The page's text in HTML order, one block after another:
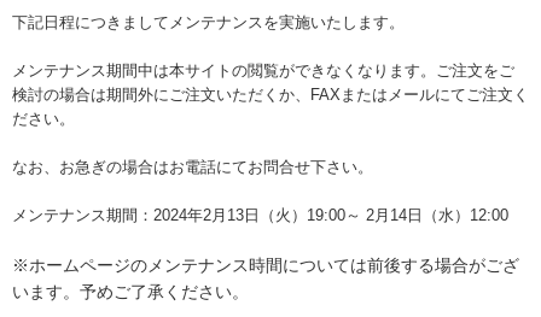
下記日程につきましてメンテナンスを実施いたします。
メンテナンス期間中は本サイトの閲覧ができなくなります。ご注文をご
検討の場合は期間外にご注文いただくか、FAXまたはメールにてご注文く
ださい。
なお、お急ぎの場合はお電話にてお問合せ下さい。
メンテナンス期間：2024年2月13日（火）19:00～ 2月14日（水）12:00
※ホームページのメンテナンス時間については前後する場合がござ
います。予めご了承ください。